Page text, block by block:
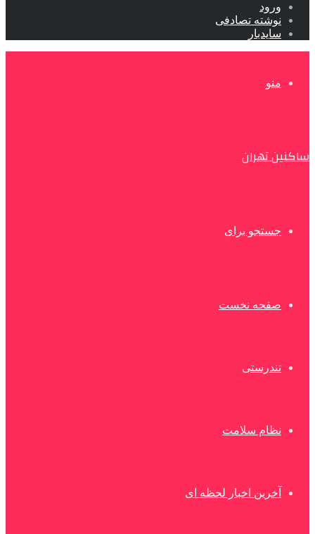
ورود
نوشته تصادفی
سایدبار
منو
ساکنین تهران
جستجو برای
صفحه نخست
تندرستی
نظام سلامت
آخرین اخبار لحظه ای